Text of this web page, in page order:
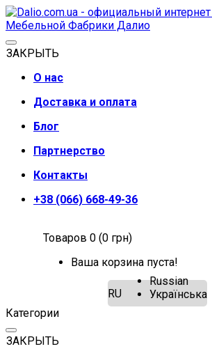
ЗАКРЫТЬ
О нас
Доставка и оплата
Блог
Партнерство
Контакты
+38 (066) 668-49-36
Товаров 0 (0 грн)
Ваша корзина пуста!
RU
Russian
Українська
Категории
ЗАКРЫТЬ